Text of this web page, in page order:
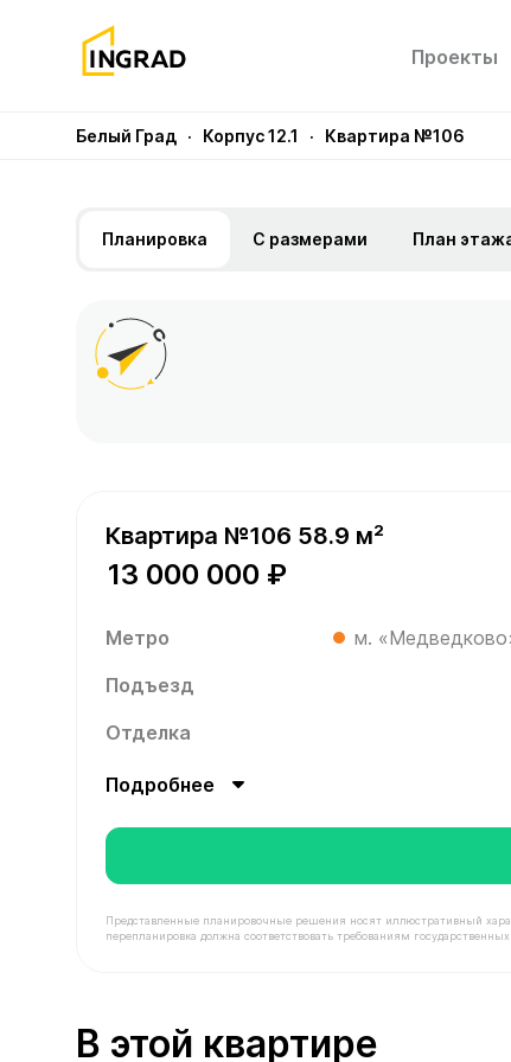
Проекты
Белый Град · Корпус 12.1 · Квартира №106
Планировка С размерами План
Квартира №106 58.9 м²
13 000 000 ₽
Метро м.
Подъезд
Отделка
Подробнее
Представленные планировочные решения носят иллюстративный
перепланировка должна соответствовать требованиям государственных
В этой квартире